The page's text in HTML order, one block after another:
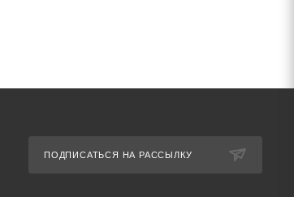
ПОДПИСАТЬСЯ НА РАССЫЛКУ